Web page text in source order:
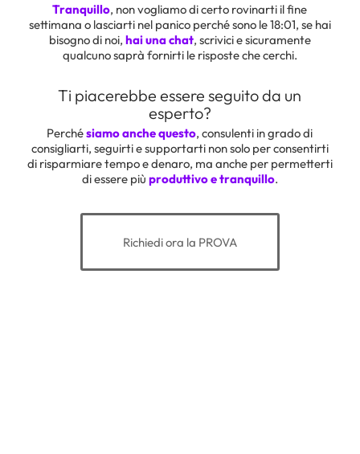
Tranquillo, non vogliamo di certo rovinarti il fine
settimana o lasciarti nel panico perché sono le 18:01, se hai
bisogno di noi, hai una chat, scrivici e sicuramente
qualcuno saprà fornirti le risposte che cerchi.
Ti piacerebbe essere seguito da un
esperto?
Perchésiamo anche questo, consulenti in grado di
consigliarti, seguirti e supportarti non solo per consentirti
di risparmiare tempo e denaro, ma anche per permetterti
di essere più produttivo e tranquillo.
Richiedi ora la PROVA